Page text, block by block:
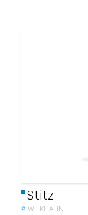
Stitz
#WILKHAHN